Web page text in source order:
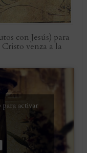
con Jesús) para
venza a la
para activar